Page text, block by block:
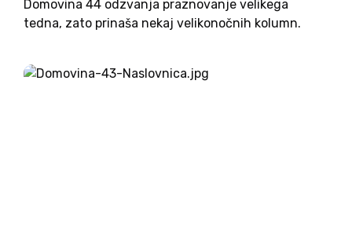
Domovina 44 odzvanja praznovanje velikega
tedna, zato prinaša nekaj velikonočnih kolumn.
velikonočna, ki bo praznik demokracije. Desetič od
leta 1990 bomo volili parlament. Deveti Državni